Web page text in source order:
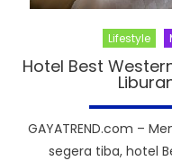
Lifestyle
Hotel Best
GAYATREND.com –
segera tiba, hotel